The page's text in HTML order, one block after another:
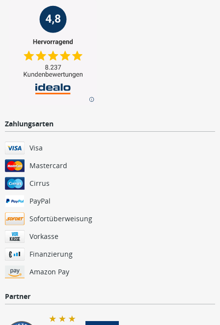
Zahlungsarten
Visa
Mastercard
Cirrus
PayPal
Sofortüberweisung
Vorkasse
Finanzierung
Amazon Pay
Partner